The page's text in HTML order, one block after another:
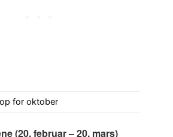
for oktober
(20. februar – 20. mars)